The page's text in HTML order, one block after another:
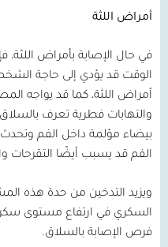
أمراض اللثة
في حال الإصابة بأمراض
الوقت قد يؤدي إلى حاجة
أمراض اللثة، كما قد يواجه
والتهابات فطرية تعرف
بيضاء مؤلمة داخل الفم
الفم قد يسبب أيضًا التقرحات
ويزيد التدخين من حدة هذه
السكري في ارتفاع مستوى سكر
فرص الإصابة بالسلاق.